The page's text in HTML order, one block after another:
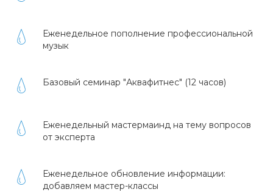
Еженедельное пополнение профессиональной
музык
Базовый семинар "Аквафитнес" (12 часов)
Еженедельный мастермаинд на тему вопросов
от эксперта
Еженедельное обновление информации:
добавляем мастер-классы